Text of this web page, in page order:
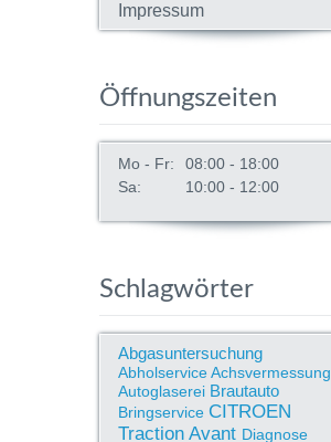
Impressum
Öffnungszeiten
Mo - Fr:
08:00 - 18:00
Sa:
10:00 - 12:00
Schlagwörter
Abgasuntersuchung
AbholserviceAchsvermessung
Autoglaserei Brautauto
Bringservice CITROEN
Traction Avant Diagnose